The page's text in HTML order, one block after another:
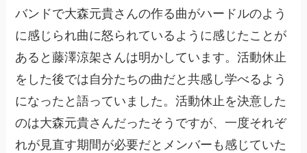
バンドで大森元貴さんの作る曲がハードルのよう
に感じられ曲に怒られているように感じたことが
あると藤澤涼架さんは明かしています。活動休止
をした後では自分たちの曲だと共感し学べるよう
になったと語っていました。活動休止を決意した
のは大森元貴さんだったそうですが、一度それぞ
れが見直す期間が必要だとメンバーも感じていた